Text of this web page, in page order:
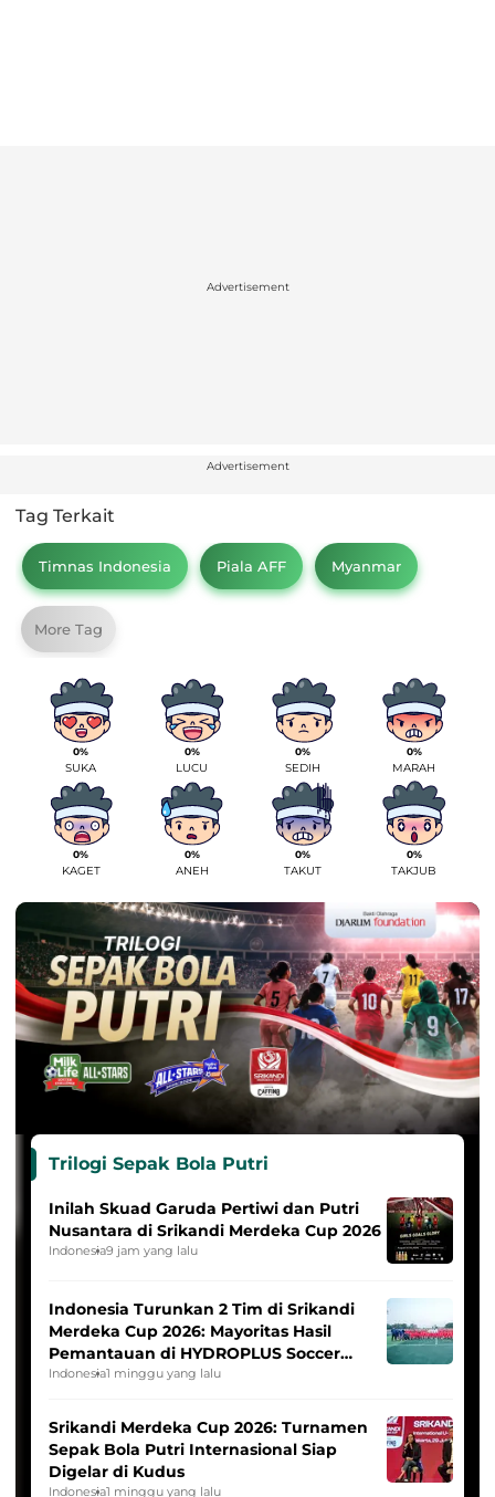
Advertisement
Advertisement
Tag Terkait
Timnas Indonesia Piala AFF Myanmar
More Tag
0%
SUKA
0%
LUCU
0%
SEDIH
0%
MARAH
0%
KAGET
0%
ANEH
0%
TAKUT
0%
TAKJUB
Trilogi Sepak Bola Putri
Inilah Skuad Garuda Pertiwi dan Putri
Nusantara di Srikandi Merdeka Cup 2026
Indonesia9 jam yang lalu
Indonesia Turunkan 2 Tim di Srikandi
Merdeka Cup 2026: Mayoritas Hasil
Pemantauan di HYDROPLUS Soccer
League
Indonesia1 minggu yang lalu
Srikandi Merdeka Cup 2026: Turnamen
Sepak Bola Putri Internasional Siap
Digelar di Kudus
Indonesia1 minggu yang lalu